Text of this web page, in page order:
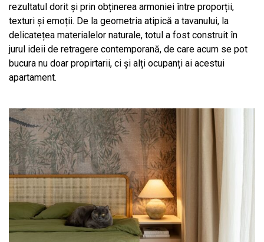
rezultatul dorit și prin obținerea armoniei între proporții,
texturi și emoții. De la geometria atipică a tavanului, la
delicatețea materialelor naturale, totul a fost construit în
jurul ideii de retragere contemporană, de care acum se pot
bucura nu doar propirtarii, ci și alți ocupanți ai acestui
apartament.